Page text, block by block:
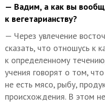
— Вадим, а как вы
к вегетарианству?
— Через увлечение
сказать, что отношусь к
к определенному
учения говорят о том,
не есть мясо, рыбу,
происхождения. В этом